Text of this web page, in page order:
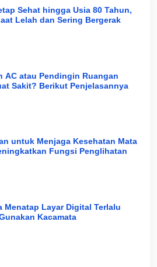
Sehat hingga Usia 80 Tahun,
Lelah dan Sering Bergerak
AC atau Pendingin Ruangan
Sakit? Berikut Penjelasannya
untuk Menjaga Kesehatan Mata
Fungsi Penglihatan
Menatap Layar Digital Terlalu
Kacamata